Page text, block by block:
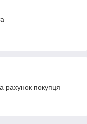
рахунок покупця